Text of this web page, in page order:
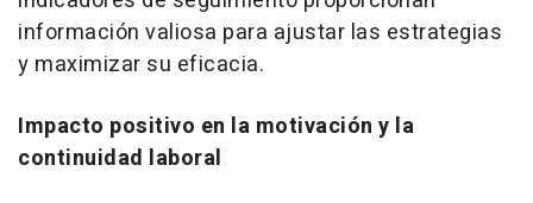
información valiosa para ajustar las estrategias
y maximizar su eficacia.
Impacto positivo en la motivación y la
continuidad laboral